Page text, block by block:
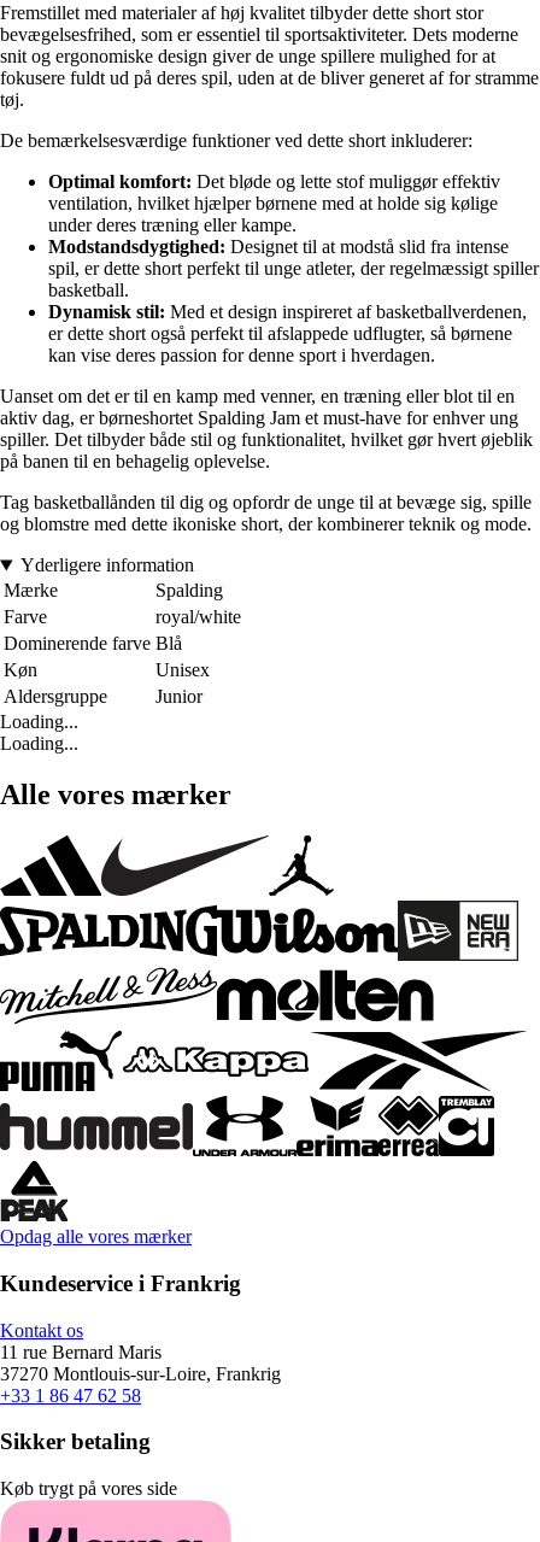
Fremstillet med materialer af høj kvalitet tilbyder dette short stor
bevægelsesfrihed, som er essentiel til sportsaktiviteter. Dets moderne
snit og ergonomiske design giver de unge spillere mulighed for at
fokusere fuldt ud på deres spil, uden at de bliver generet af for stramme
tøj.
De bemærkelsesværdige funktioner ved dette short inkluderer:
Optimal komfort: Det bløde og lette stof muliggør effektiv
ventilation, hvilket hjælper børnene med at holde sig kølige
under deres træning eller kampe.
Modstandsdygtighed: Designet til at modstå slid fra intense
spil, er dette short perfekt til unge atleter, der regelmæssigt spiller
basketball.
Dynamisk stil: Med et design inspireret af basketballverdenen,
er dette short også perfekt til afslappede udflugter, så børnene
kan vise deres passion for denne sport i hverdagen.
Uanset om det er til en kamp med venner, en træning eller blot til en
aktiv dag, er børneshortet Spalding Jam et must-have for enhver ung
spiller. Det tilbyder både stil og funktionalitet, hvilket gør hvert øjeblik
på banen til en behagelig oplevelse.
Tag basketballånden til dig og opfordr de unge til at bevæge sig, spille
og blomstre med dette ikoniske short, der kombinerer teknik og mode.
Yderligere information
Mærke
Spalding
Farve
royal/white
Dominerende farve Blå
Køn
Unisex
Aldersgruppe
Junior
Loading...
Loading...
Alle vores mærker
Opdag alle vores mærker
Kundeservice i Frankrig
Kontakt os
11 rue Bernard Maris
37270 Montlouis-sur-Loire, Frankrig
+33 1 86 47 62 58
Sikker betaling
Køb trygt på vores side